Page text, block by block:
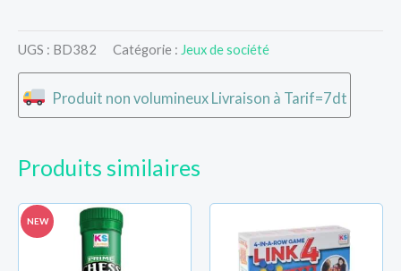
UGS : BD382 Catégorie : Jeux de société
Produit non volumineux Livraison à Tarif=7dt
Produits similaires
NEW